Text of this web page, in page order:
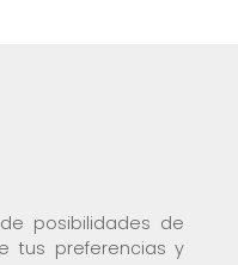
posibilidades de
tus preferencias y